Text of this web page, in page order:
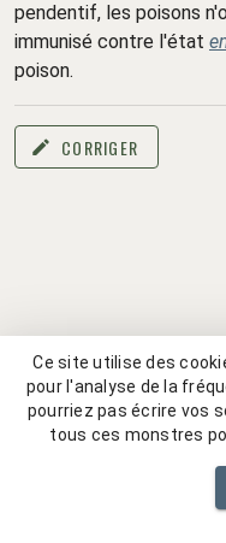
pendentif, les poisons
immunisé contre l'état
poison.
CORRIGER
Ce site utilise des
pour l'analyse de la
pourriez pas écrire vos
tous ces monstres